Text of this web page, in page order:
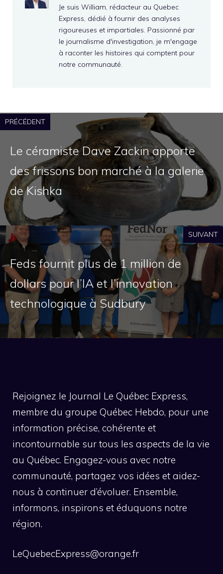
Je suis William, rédacteur au Quebec
Express, dédié à fournir des analyses
rigoureuses et impartiales. Passionné par
le journalisme d'investigation, je m'engage
à raconter les histoires qui comptent pour
notre communauté.
PRÉCÉDENT
Le céramiste Dave Zackin apporte
des frissons bon marché à la galerie
de Kishka
SUIVANT
Feds fournit plus de 1 million de
dollars pour l’IA et l’innovation
technologique à Sudbury
Rejoignez le Journal Le Québec Express,
membre du groupe Québec Hebdo, pour une
information précise, cohérente et
incontournable sur tous les aspects de la vie
au Québec. Engagez-vous avec notre
communauté, partagez vos idées et aidez-
nous à continuer d’évoluer. Ensemble,
informons, inspirons et éduquons notre
région.
LeQuebecExpress@orange.fr